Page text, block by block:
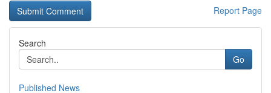
Report Page
Search
Go
Published News